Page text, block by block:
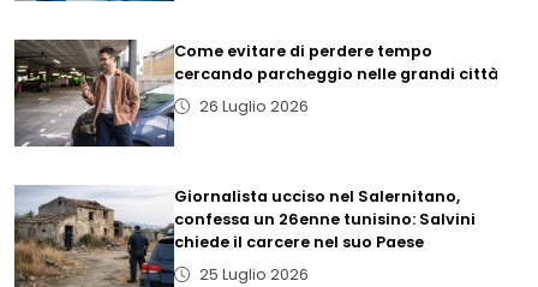
Come evitare di perdere tempo
cercando parcheggio nelle grandi città
26 Luglio 2026
Giornalista ucciso nel Salernitano,
confessa un 26enne tunisino: Salvini
chiede il carcere nel suo Paese
25 Luglio 2026